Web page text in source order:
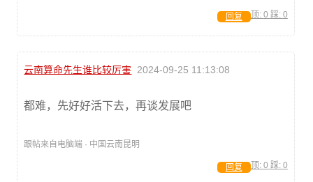
顶: 0 踩: 0
回复
云南算命先生谁比较厉害 2024-09-25 11:13:08
都难，先好好活下去，再谈发展吧
跟帖来自电脑端 · 中国云南昆明
顶: 0 踩: 0
回复